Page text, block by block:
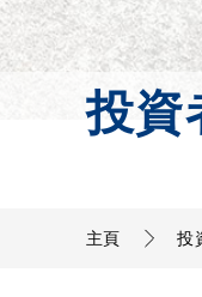
投資
主頁 投